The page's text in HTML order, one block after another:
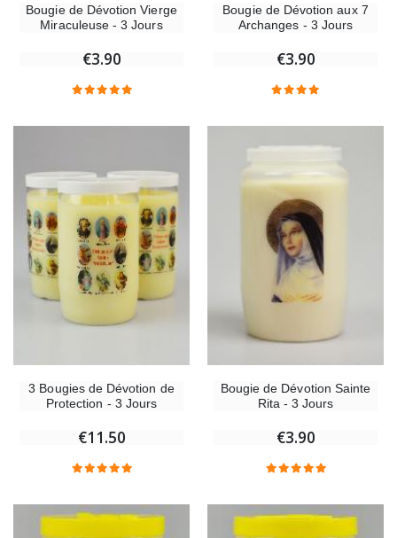
Bougie de Dévotion Vierge
Miraculeuse - 3 Jours
€3.90
Bougie de Dévotion aux 7
Archanges - 3 Jours
€3.90
3 Bougies de Dévotion de
Protection - 3 Jours
€11.50
Bougie de Dévotion Sainte
Rita - 3 Jours
€3.90